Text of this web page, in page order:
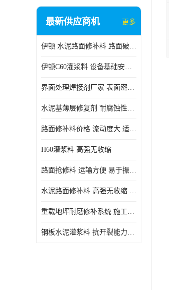
最新供应商机 更多
伊顿 水泥路面修补料 路面破损起皮快速修补 2小时通车
伊顿C60灌浆料 设备基础安装 梁柱改造加固二次灌浆料
界面处理焊接剂厂家 表面密实 良好的流动性
水泥基薄层修复剂 耐腐蚀性好 适用范围广
路面修补料价格 流动度大 适用范围广
H60灌浆料 高强无收缩
路面抢修料 运输方便 易于振捣密实
水泥路面修补料 高强无收缩 施工和易性好 强度高 韧性好
重载地坪耐磨修补系统 施工期短 易于振捣密实
钢板水泥灌浆料 抗开裂能力强 施工和易性好